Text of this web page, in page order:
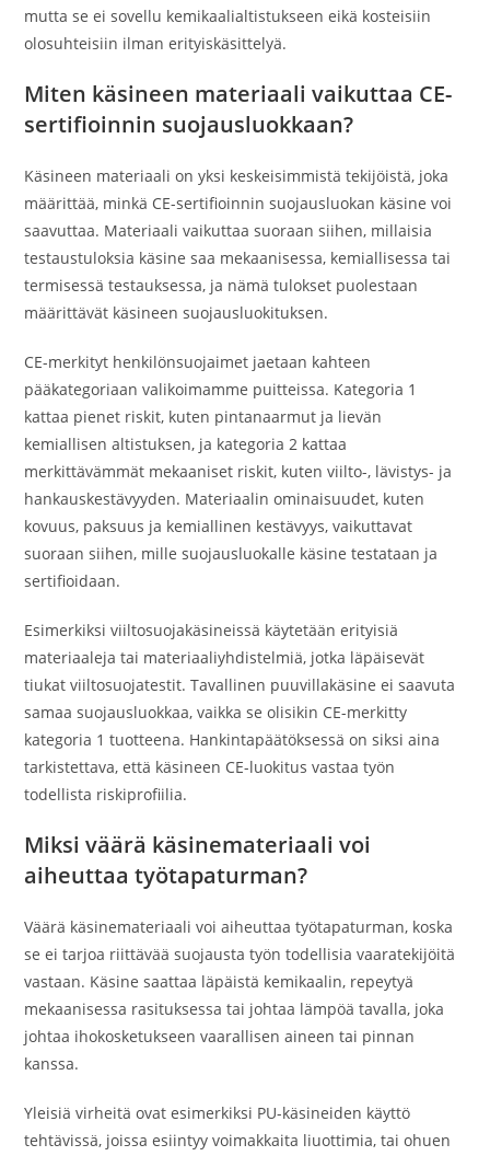
mutta se ei sovellu kemikaalialtistukseen eikä kosteisiin
olosuhteisiin ilman erityiskäsittelyä.
Miten käsineen materiaali vaikuttaa CE-
sertifioinnin suojausluokkaan?
Käsineen materiaali on yksi keskeisimmistä tekijöistä, joka
määrittää, minkä CE-sertifioinnin suojausluokan käsine voi
saavuttaa. Materiaali vaikuttaa suoraan siihen, millaisia
testaustuloksia käsine saa mekaanisessa, kemiallisessa tai
termisessä testauksessa, ja nämä tulokset puolestaan
määrittävät käsineen suojausluokituksen.
CE-merkityt henkilönsuojaimet jaetaan kahteen
pääkategoriaan valikoimamme puitteissa. Kategoria 1
kattaa pienet riskit, kuten pintanaarmut ja lievän
kemiallisen altistuksen, ja kategoria 2 kattaa
merkittävämmät mekaaniset riskit, kuten viilto-, lävistys- ja
hankauskestävyyden. Materiaalin ominaisuudet, kuten
kovuus, paksuus ja kemiallinen kestävyys, vaikuttavat
suoraan siihen, mille suojausluokalle käsine testataan ja
sertifioidaan.
Esimerkiksi viiltosuojakäsineissä käytetään erityisiä
materiaaleja tai materiaaliyhdistelmiä, jotka läpäisevät
tiukat viiltosuojatestit. Tavallinen puuvillakäsine ei saavuta
samaa suojausluokkaa, vaikka se olisikin CE-merkitty
kategoria 1 tuotteena. Hankintapäätöksessä on siksi aina
tarkistettava, että käsineen CE-luokitus vastaa työn
todellista riskiprofiilia.
Miksi väärä käsinemateriaali voi
aiheuttaa työtapaturman?
Väärä käsinemateriaali voi aiheuttaa työtapaturman, koska
se ei tarjoa riittävää suojausta työn todellisia vaaratekijöitä
vastaan. Käsine saattaa läpäistä kemikaalin, repeytyä
mekaanisessa rasituksessa tai johtaa lämpöä tavalla, joka
johtaa ihokosketukseen vaarallisen aineen tai pinnan
kanssa.
Yleisiä virheitä ovat esimerkiksi PU-käsineiden käyttö
tehtävissä, joissa esiintyy voimakkaita liuottimia, tai ohuen